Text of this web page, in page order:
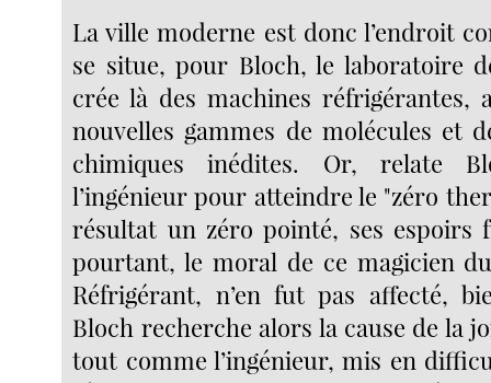
La ville moderne est donc l’endroit
se situe, pour Bloch, le laboratoire
crée là des machines réfrigérantes,
nouvelles gammes de molécules et
chimiques inédites. Or, relate
l’ingénieur pour atteindre le "zéro
résultat un zéro pointé, ses espoirs
pourtant, le moral de ce magicien
Réfrigérant, n’en fut pas affecté,
Bloch recherche alors la cause de la
tout comme l’ingénieur, mis en